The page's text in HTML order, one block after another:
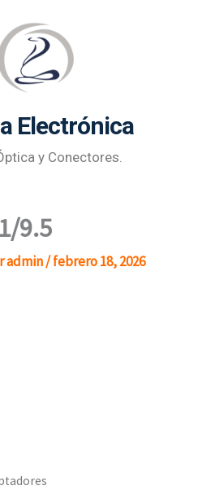
Electrónica
y Conectores.
9.5
admin/febrero 18, 2026